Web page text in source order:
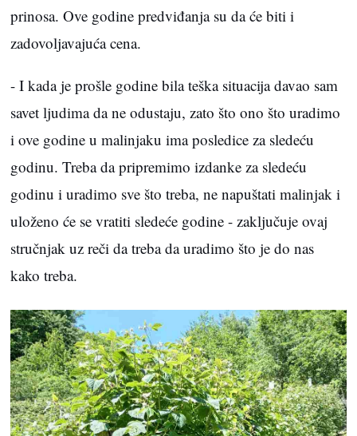
prinosa. Ove godine predviđanja su da će biti i
zadovoljavajuća cena.
- I kada je prošle godine bila teška situacija davao sam
savet ljudima da ne odustaju, zato što ono što uradimo
i ove godine u malinjaku ima posledice za sledeću
godinu. Treba da pripremimo izdanke za sledeću
godinu i uradimo sve što treba, ne napuštati malinjak i
uloženo će se vratiti sledeće godine - zaključuje ovaj
stručnjak uz reči da treba da uradimo što je do nas
kako treba.